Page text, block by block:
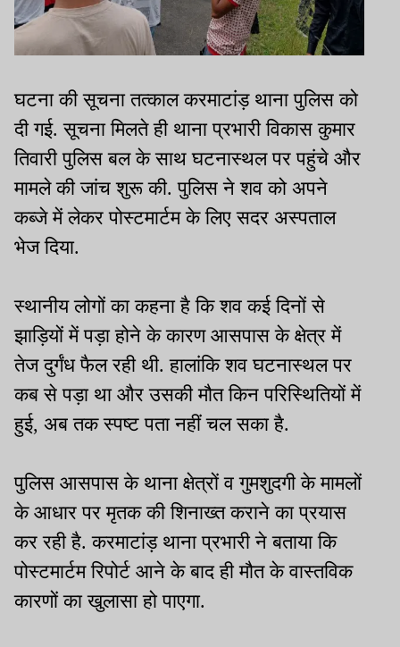
घटना की सूचना तत्काल करमाटांड़ थाना पुलिस को
दी गई. सूचना मिलते ही थाना प्रभारी विकास कुमार
तिवारी पुलिस बल के साथ घटनास्थल पर पहुंचे और
मामले की जांच शुरू की. पुलिस ने शव को अपने
कब्जे में लेकर पोस्टमार्टम के लिए सदर अस्पताल
भेज दिया.
स्थानीय लोगों का कहना है कि शव कई दिनों से
झाड़ियों में पड़ा होने के कारण आसपास के क्षेत्र में
तेज दुर्गंध फैल रही थी. हालांकि शव घटनास्थल पर
कब से पड़ा था और उसकी मौत किन परिस्थितियों में
हुई, अब तक स्पष्ट पता नहीं चल सका है.
पुलिस आसपास के थाना क्षेत्रों व गुमशुदगी के मामलों
के आधार पर मृतक की शिनाख्त कराने का प्रयास
कर रही है. करमाटांड़ थाना प्रभारी ने बताया कि
पोस्टमार्टम रिपोर्ट आने के बाद ही मौत के वास्तविक
कारणों का खुलासा हो पाएगा.